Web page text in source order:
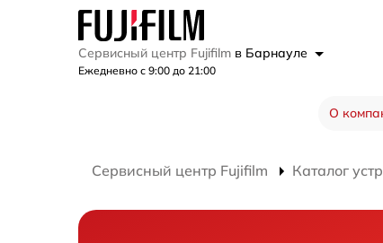
Сервисный центр Fujifilm в Барнауле
Ежедневно с 9:00 до 21:00
О
Сервисный центр Fujifilm Каталог